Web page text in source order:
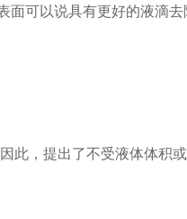
可以说具有更好的液滴去
，提出了不受液体体积